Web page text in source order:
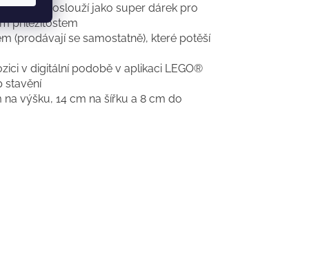
mužstva poslouží jako super dárek pro
příležitostem
(prodávají se samostatně), které potěší
v digitální podobě v aplikaci LEGO®
stavění
na výšku, 14 cm na šířku a 8 cm do